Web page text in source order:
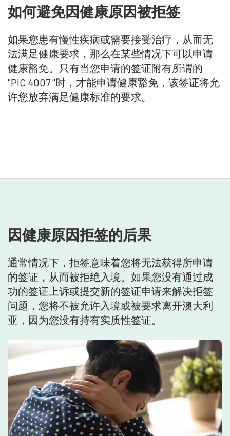
如何避免因健康原因被拒签
如果您患有慢性疾病或需要接受治疗，从而无
法满足健康要求，那么在某些情况下可以申请
健康豁免。只有当您申请的签证附有所谓的
"PIC 4007 "时，才能申请健康豁免，该签证将允
许您放弃满足健康标准的要求。
因健康原因拒签的后果
通常情况下，拒签意味着您将无法获得所申请
的签证，从而被拒绝入境。如果您没有通过成
功的签证上诉或提交新的签证申请来解决拒签
问题，您将不被允许入境或被要求离开澳大利
亚，因为您没有持有实质性签证。